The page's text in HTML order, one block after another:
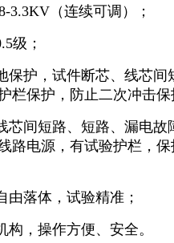
3.3KV（连续可调）；
级；
保护，试件断芯、线芯间
栏保护，防止二次冲击保
芯间短路、短路、漏电故
路电源，有试验护栏，
由落体，试验精准；
构，操作方便、安全。